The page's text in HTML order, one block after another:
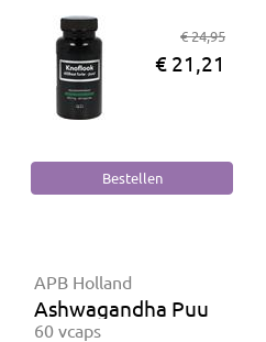
€ 24,95
€ 21,21
APB Holland
Ashwagandha Puur
60 vcaps